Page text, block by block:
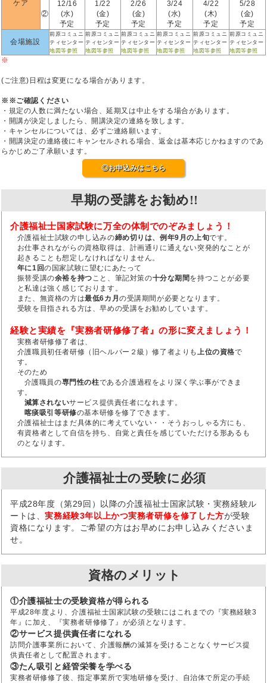
ケア
②
12/16
(水)
予定
1/22
(金)
予定
2/26
(金)
予定
3/24
(水)
予定
4/22
(木)
予定
5/28
(金)
予定
会場施設
前原コミュニ
ティセンター
地図等参照
前原コミュニ
ティセンター
地図等参照
前原コミュニ
ティセンター
地図等参照
前原コミュニ
ティセンター
地図等参照
前原コミュニ
ティセンター
地図等参照
前原コミュニ
ティセンター
地図等参照
※
(ご注意)日程は変更になる場合があります。
※※ご確認ください
・規定の人数に満たない場合、延期又は中止をする場合があります。
・開講が決定しましたら、開講決定の連絡を致します。
・キャンセルについては、必ずご連絡願います。
・開講決定の連絡後にキャンセルされる場合、返金は基本応じかねますのであ
らかじめご了承願います。
◎お申込みはこちら
早期の受講をお勧め!!
介護福祉士国家試験に万全の体制でのぞみましょう！
介護福祉士試験の申し込みの締め切りは、例年9月の上旬です。
お仕事されながらの資格取得は、計画通りに通えない突発的なことが
起きることも想定しなければなりません。
年に1回の国家試験に望むにあたって
振替受講の余裕を持つこと、筆記対策の十分な期間を持つことが必要
と私達は強く感じております。
また、無資格の方は最低6カ月の受講期間が必要となります。
受験を目指される方は、早めの受講をお勧めしています。
経験と実績を『実務者研修修了者』の形に変えましょう！
実務者研修修了者は、
介護職員初任者研修（旧ヘルパー２級）修了者よりも上位の資格で
す。
そのため
介護職員の専門性の柱である介護過程をより深く学ぶ事ができま
す。
減算されないサービス提供責任者になれます。
喀痰吸引等研修の基本研修を修了できます。
介護福祉士はまだ具体的に考えていない・・そうおっしゃる方にも、
有資格者として自信を持ち、自覚と責任を感じていただける形あるも
のとなります。
介護福祉士の受験に必須
平成28年度（第29回）以降の介護福祉士国家試験・実務経験ル
ートは、実務経験3年以上かつ実務者研修を修了した方が受験
資格になります。ご希望の方はお早めにお申し込みくださいま
せ。
資格のメリット
①介護福祉士の受験資格が得られる
平成28年度より、介護福祉士国家試験の受験にはこれまでの『実務経験3
年』に加え、『実務者研修修了』が必須となります。
②サービス提供責任者になれる
訪問介護事業所において、介護報酬の減算を受けることなくサービス提
供責任者として配置されます。
③たん吸引と経管栄養を学べる
実務者研修修了後、指定事業所で実地研修を受け、自治体で所定の手続